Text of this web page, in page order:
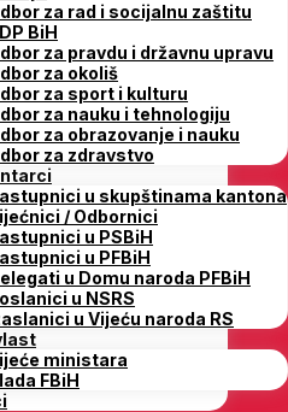
za rad i socijalnu zaštitu
BiH
za pravdu i državnu upravu
za okoliš
za sport i kulturu
za nauku i tehnologiju
za obrazovanje i nauku
za zdravstvo
u skupštinama kantona
/ Odbornici
u PSBiH
u PFBiH
u Domu naroda PFBiH
u NSRS
u Vijeću naroda RS
ministara
FBiH